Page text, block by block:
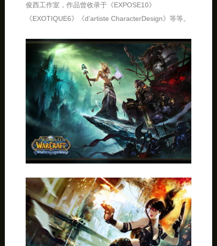
俊西工作室，作品曾收录于《EXPOSE10》
《EXOTIQUE6》《d’artiste CharacterDesign》等等。